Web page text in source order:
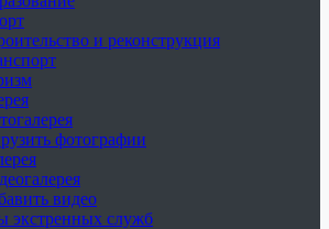
и реконструкция
фотографии
видео
экстренных служб